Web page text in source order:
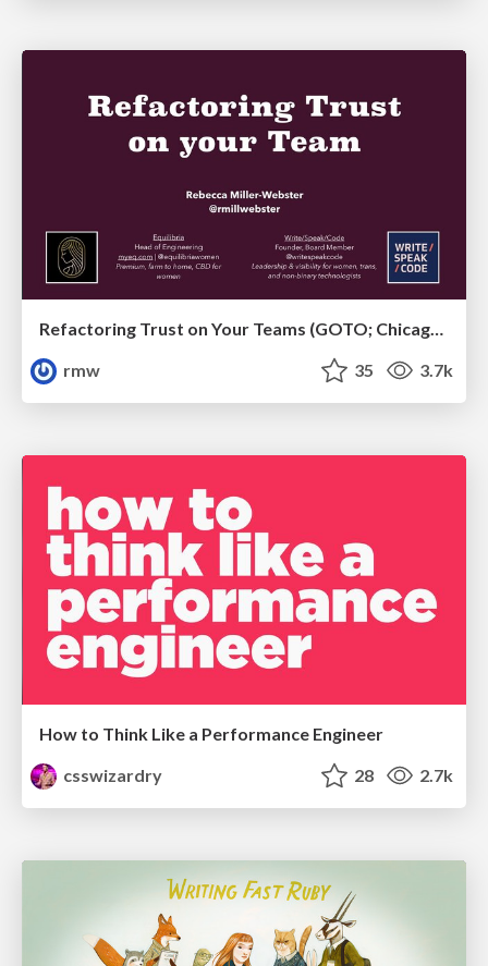
Refactoring Trust on Your Teams (GOTO; Chicago 2020)
rmw
35 3.7k
How to Think Like a Performance Engineer
csswizardry
28 2.7k